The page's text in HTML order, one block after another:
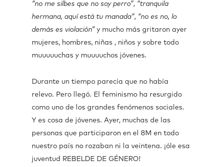
“no me silbes que no soy perro”, “tranquila
hermana, aquí está tu manada”, “no es no, lo
demás es violación” y mucho más gritaron ayer
mujeres, hombres, niñas , niños y sobre todo
muuuuuchas y muuuuchos jóvenes.
Durante un tiempo parecía que no había
relevo. Pero llegó. El feminismo ha resurgido
como uno de los grandes fenómenos sociales.
Y es cosa de jóvenes. Ayer, muchas de las
personas que participaron en el 8M en todo
nuestro país no rozaban ni la veintena. ¡óle esa
juventud REBELDE DE GÉNERO!